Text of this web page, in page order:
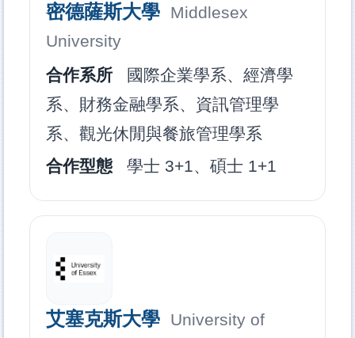
密德薩斯大學 Middlesex
University
合作系所
國際企業學系、經濟學
系、財務金融學系、資訊管理學
系、觀光休閒與餐旅管理學系
合作型態 學士 3+1、碩士 1+1
艾塞克斯大學 University of